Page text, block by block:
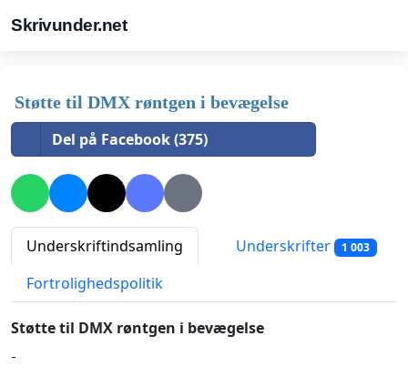
Skrivunder.net
Støtte til DMX røntgen i bevægelse
Del på Facebook (375)
Underskriftindsamling Underskrifter 1 003
Fortrolighedspolitik
Støtte til DMX røntgen i bevægelse